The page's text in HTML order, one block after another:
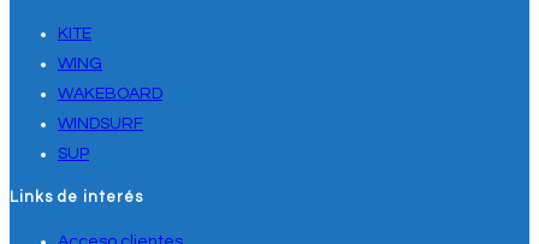
KITE
WING
WAKEBOARD
WINDSURF
SUP
Links de interés